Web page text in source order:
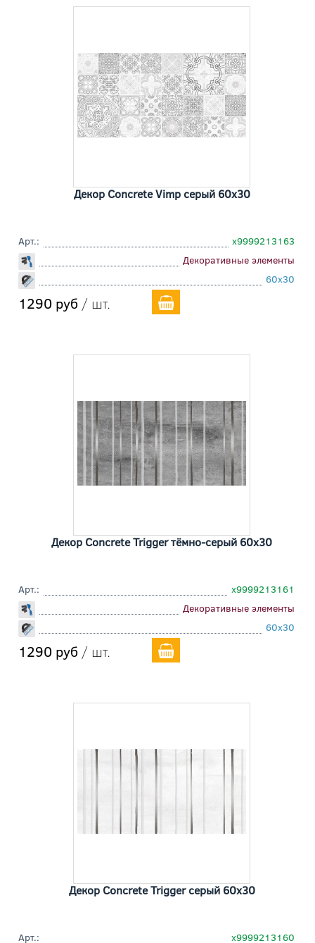
Декор Concrete Vimp серый 60x30
Арт.:
х9999213163
Декоративные элементы
60x30
1290 руб / шт.
Декор Concrete Trigger тёмно-серый 60x30
Арт.:
х9999213161
Декоративные элементы
60x30
1290 руб / шт.
Декор Concrete Trigger серый 60x30
Арт.: х9999213160